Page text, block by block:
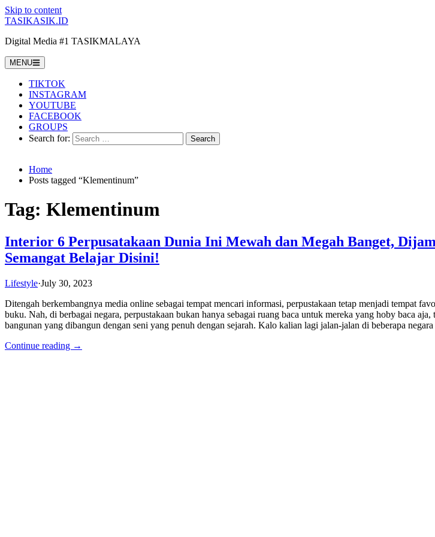
Skip to content
TASIKASIK.ID
Digital Media #1 TASIKMALAYA
MENU
TIKTOK
INSTAGRAM
YOUTUBE
FACEBOOK
GROUPS
Search for:
Home
Posts tagged “Klementinum”
Tag: Klementinum
Interior 6 Perpusatakaan Dunia Ini Mewah dan Megah Banget,
Semangat Belajar Disini!
Lifestyle·July 30, 2023
Ditengah berkembangnya media online sebagai tempat mencari informasi, perpustakaan tetap menjadi tempat
buku. Nah, di berbagai negara, perpustakaan bukan hanya sebagai ruang baca untuk mereka yang hoby baca aja,
bangunan yang dibangun dengan seni yang penuh dengan sejarah. Kalo kalian lagi jalan-jalan di beberapa
Continue reading →